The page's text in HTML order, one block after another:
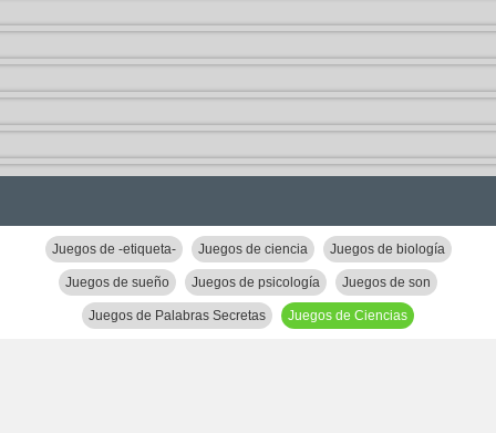
Juegos de -etiqueta- Juegos de ciencia Juegos de biología
Juegos de sueño Juegos de psicología Juegos de son
Juegos de Palabras Secretas Juegos de Ciencias